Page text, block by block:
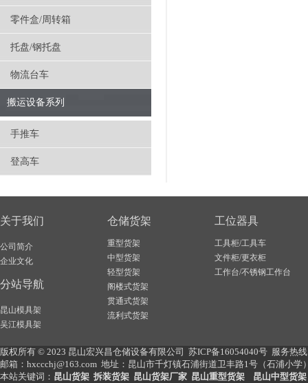
零件盒/周转箱
托盘/钢托盘
物流台车
搬运设备系列
手推车
登高车
关于我们
公司简介
企业文化
分站导航
昆山模具架
吴江模具架
仓储货架
重型货架
中型货架
轻型货架
阁楼式货架
贯通式货架
流利式货架
工位器具
工具柜/工具车
文件柜/更衣柜
工作台/不锈钢工作台
版权所有 © 2023 昆山宏兴昌仓储设备有限公司 苏ICP备16054040号 服务热
邮箱：hxccchj@163.com 地址：昆山市千灯镇石浦街道卫丰路1号（石浦小学
本站关键词： 昆山货架 拆装货架 昆山货架厂家 昆山重型货架
昆山中型货架